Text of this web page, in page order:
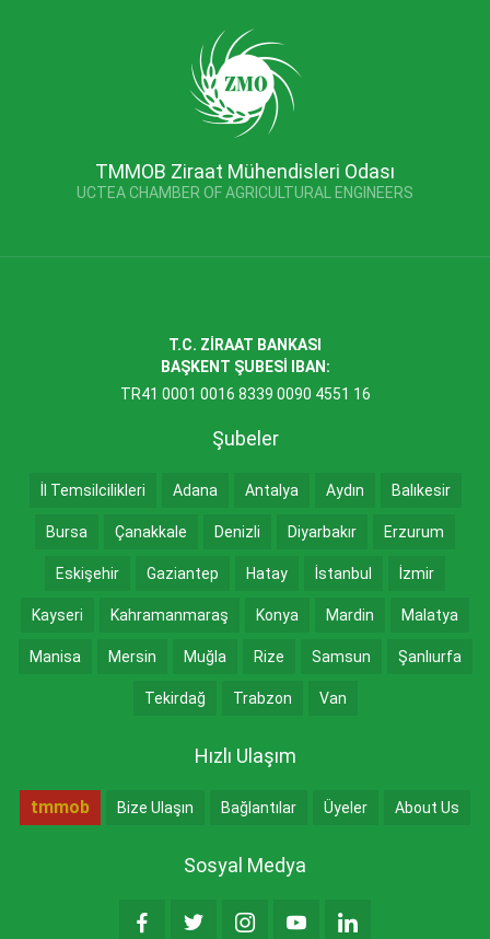
TMMOB Ziraat Mühendisleri Odası
UCTEA CHAMBER OF AGRICULTURAL ENGINEERS
T.C. ZİRAAT BANKASI
BAŞKENT ŞUBESİ IBAN:
TR41 0001 0016 8339 0090 4551 16
Şubeler
İl Temsilcilikleri Adana Antalya Aydın Balıkesir
Bursa Çanakkale Denizli Diyarbakır Erzurum
Eskişehir Gaziantep Hatay İstanbul İzmir
Kayseri Kahramanmaraş Konya Mardin Malatya
Manisa Mersin Muğla Rize Samsun Şanlıurfa
Tekirdağ Trabzon Van
Hızlı Ulaşım
tmmob Bize Ulaşın Bağlantılar Üyeler About Us
Sosyal Medya